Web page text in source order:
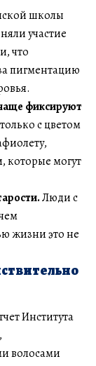
школы
участие
что
пигментацию
фиксируют
с цветом
которые могут
Люди с
жизни это не
Института
волосами